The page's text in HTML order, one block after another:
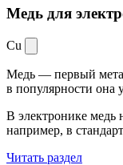
Медь для
Cu
Медь — первый
в популярности она
В электронике медь
например, в
Читать раздел